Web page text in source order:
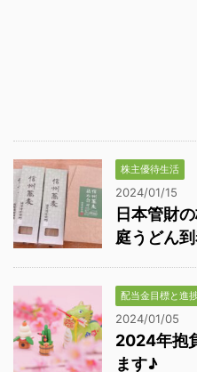
株主優待生活
2024/01/15
日本管財
庭うどん
配当金目標と進
2024/01/05
2024年抱
ます♪